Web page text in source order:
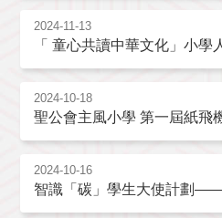
2024-11-13
「 童心共讀中華文化」小學
2024-10-18
聖公會主風小學 第一屆紙飛
2024-10-16
智識「碳」學生大使計劃